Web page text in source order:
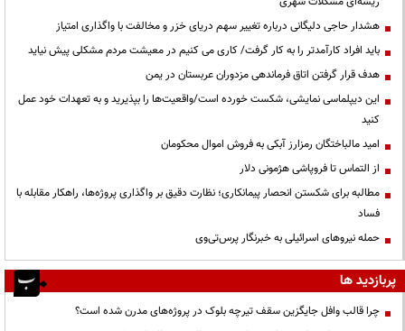
هشدار حاجی دلیگانی درباره تغییر سهم دریای خزر و مخالفت با واگذاری امتیاز
باید افراد کارآمدتر را به کار گرفت/ کاری می کنیم در معیشت مردم مشکلی پیش نیاید
هدف قرار گرفتن اتاق‌ فرماندهی مزدوران عربستان در یمن
این دیپلماسی نمایشی، شکست خورده است/واقعیت‌ها را بپذیرید و به تعهدات خود عمل
کنید
امید مالباختگان رمزارز آبکی به فروش اموال محکومان
از التماس تا فروپاشی هژمونی دلار
مطالبه برای شکستن انحصار پیمانکاری؛ نظارت دقیق بر واگذاری پروژه‌ها، راهکار مقابله با
فساد
حمله نیروهای اسرائیلی به خبرنگار پرس‌تی‌وی
پربازدید ها
چرا قالب وافل جایگزین سقف تیرچه بلوک در پروژه‌های مدرن شده است؟